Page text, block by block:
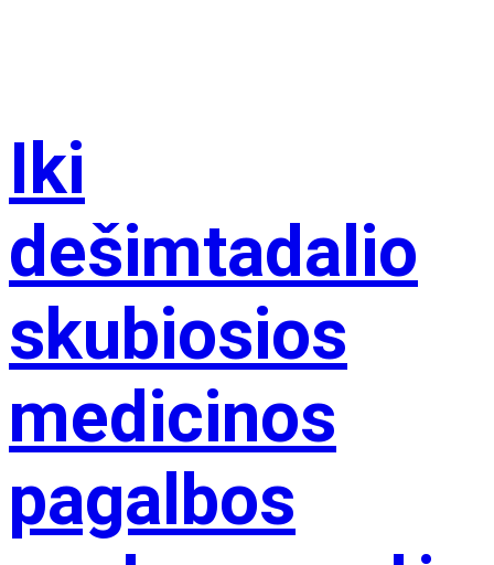
Iki
dešimtadalio
skubiosios
medicinos
pagalbos